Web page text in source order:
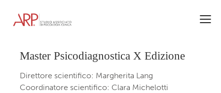
Master Psicodiagnostica X Edizione
Direttore scientifico: Margherita Lang
Coordinatore scientifico: Clara Michelotti